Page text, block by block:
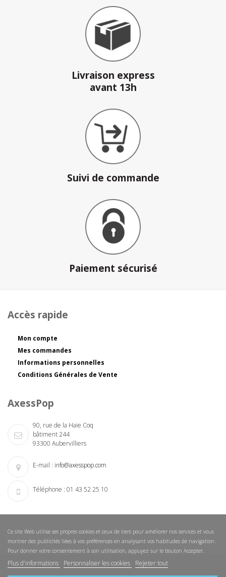
Livraison express
avant 13h
Suivi de commande
Paiement sécurisé
Accès rapide
Mon compte
Mes commandes
Informations personnelles
Conditions Générales de Vente
AxessPop
90, rue de la Haie Coq
bâtiment 244
93300 Aubervilliers
E-mail : info@axesspop.com
Téléphone : 01 43 52 25 10
Ce site Web utilise ses propres cookies et ceux de tiers pour améliorer nos services et vous
montrer des publicités liées à vos préférences en analysant vos habitudes de navigation.
Pour donner votre consentement à son utilisation, appuyez sur le bouton Accepter.
Plus d'informations Personnaliser les cookies Rejeter tout